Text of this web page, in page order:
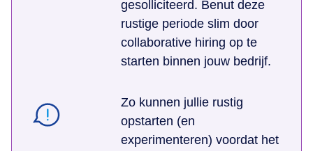
gesolliciteerd. Benut deze
rustige periode slim door
collaborative hiring op te
starten binnen jouw bedrijf.
Zo kunnen jullie rustig
opstarten (en
experimenteren) voordat het